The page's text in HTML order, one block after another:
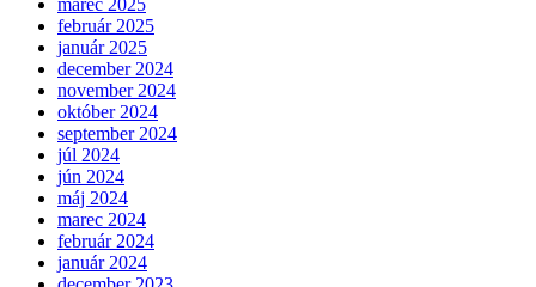
marec 2025
február 2025
január 2025
december 2024
november 2024
október 2024
september 2024
júl 2024
jún 2024
máj 2024
marec 2024
február 2024
január 2024